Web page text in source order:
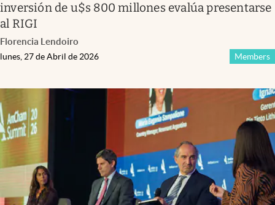
abre en nueva pestaña
inversión de u$s 800 millones evalúa presentarse
al RIGI
Florencia Lendoiro
Members
lunes, 27 de Abril de 2026